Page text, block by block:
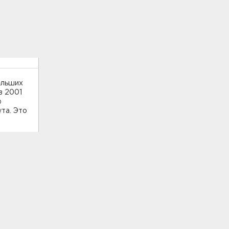
2001
Это